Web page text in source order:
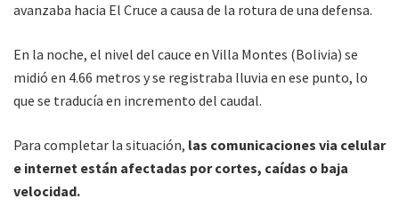
avanzaba hacia El Cruce a causa de la rotura de una defensa.
En la noche, el nivel del cauce en Villa Montes (Bolivia) se
midió en 4.66 metros y se registraba lluvia en ese punto, lo
que se traducía en incremento del caudal.
Para completar la situación, las comunicaciones via celular
e internet están afectadas por cortes, caídas o baja
velocidad.